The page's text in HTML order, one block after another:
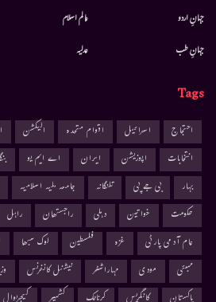
جہانِ اردو
جہانِ طب
عالم اسلام
عدلیہ
Tags
احتجاج اسرائیل اقوام متحدہ الیکشن
انتخابات
اپوزیشن ایران اے ایم یو
بہار
بی جے پی تلنگانہ جامعہ ملیہ اسلامیہ
حکومت
خواتین دہلی راجستھان راہل
عام آدمی پارٹی
غزہ فلسطین لوک سبھا
ممبئی
مودی مہاراشٹر نیشنل کانفرنس